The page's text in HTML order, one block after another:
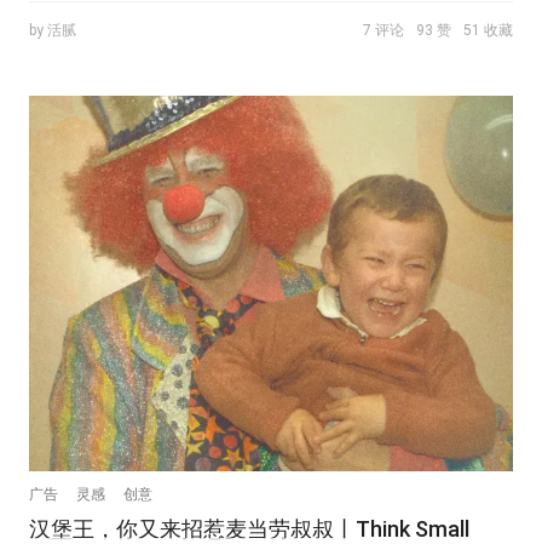
by 活腻 7 评论 93 赞 51 收藏
广告 灵感 创意
汉堡王，你又来招惹麦当劳叔叔丨Think Small